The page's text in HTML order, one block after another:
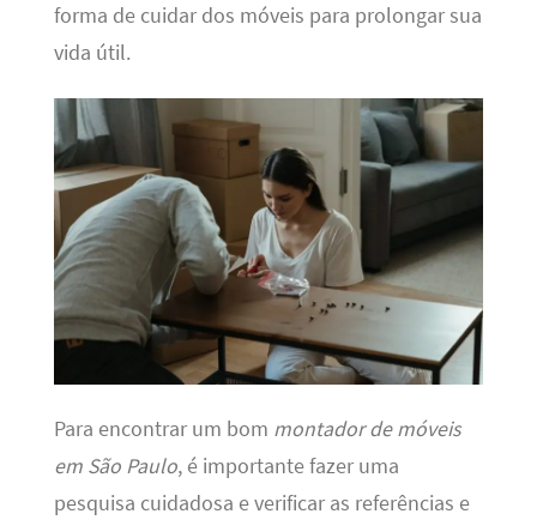
forma de cuidar dos móveis para prolongar sua
vida útil.
Para encontrar um bom montador de móveis
em São Paulo, é importante fazer uma
pesquisa cuidadosa e verificar as referências e